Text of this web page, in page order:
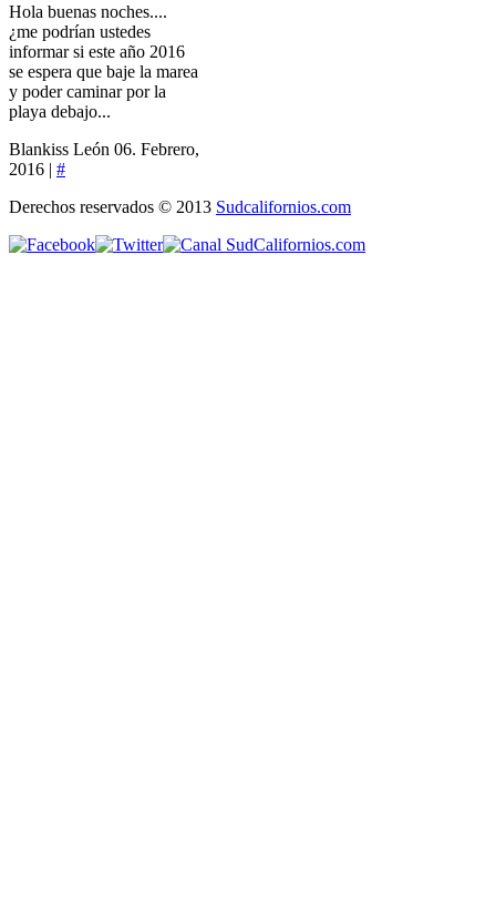
Hola buenas noches....
¿me podrían ustedes
informar si este año 2016
se espera que baje la marea
y poder caminar por la
playa debajo...
Blankiss León 06. Febrero,
2016 | #
Derechos reservados © 2013 Sudcalifornios.com